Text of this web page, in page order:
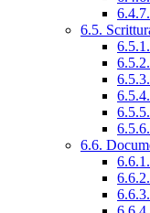
6.5.
6.6.